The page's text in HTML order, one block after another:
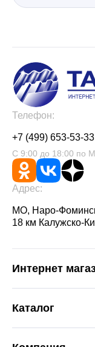
Телефон:
+7 (499) 653-53-33
С 9:00 до 18:00 по
Адрес:
МО, Наро-
18 км Калужско-
Интернет
Каталог